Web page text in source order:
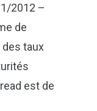
2012 –
de
taux
est de
Advisory
!